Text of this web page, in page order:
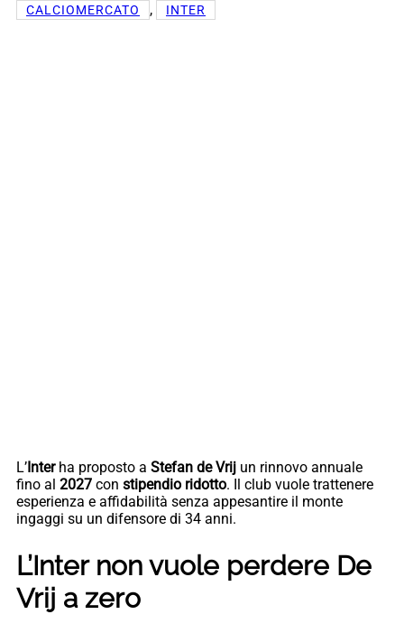
CALCIOMERCATO , INTER
L’Interha proposto a Stefan de Vrij un rinnovo annuale
fino al 2027 con stipendio ridotto. Il club vuole trattenere
esperienza e affidabilità senza appesantire il monte
ingaggi su un difensore di 34 anni.
L’Inter non vuole perdere De
Vrij a zero